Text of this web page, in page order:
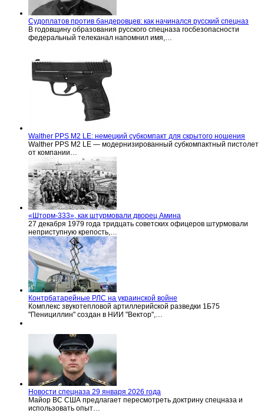
Судоплатов против бандеровцев: как начинался русский спецназ
В годовщину образования русского спецназа госбезопасности
федеральный телеканал напомнил имя,…
Walther PPS M2 LE: немецкий субкомпакт для скрытого ношения
Walther PPS M2 LE — модернизированный субкомпактный пистолет
от компании…
«Шторм-333», как штурмовали дворец Амина
27 декабря 1979 года тридцать советских офицеров штурмовали
неприступную крепость,…
Контрбатарейные РЛС на украинской войне
Комплекс звукотепловой артиллерийской разведки 1Б75
"Пенициллин" создан в НИИ "Вектор",…
Новости спецназа 29 января 2026 года
Майор ВС США предлагает пересмотреть доктрину спецназа и
использовать опыт…